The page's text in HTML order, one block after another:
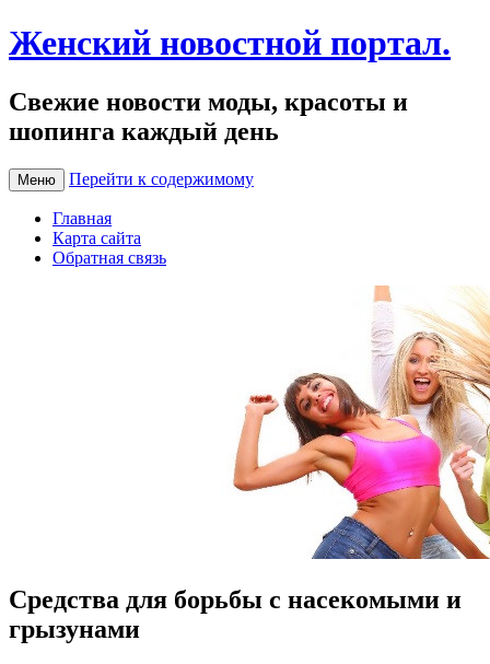
Женский новостной портал.
Свежие новости моды, красоты и
шопинга каждый день
Меню Перейти к содержимому
Главная
Карта сайта
Обратная связь
Средства для борьбы с насекомыми и
грызунами